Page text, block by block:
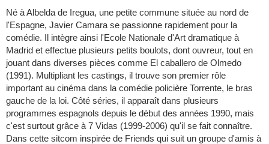
Né à Albelda de Iregua, une petite commune située au nord de
l'Espagne, Javier Camara se passionne rapidement pour la
comédie. Il intègre ainsi l'Ecole Nationale d'Art dramatique à
Madrid et effectue plusieurs petits boulots, dont ouvreur, tout en
jouant dans diverses pièces comme El caballero de Olmedo
(1991). Multipliant les castings, il trouve son premier rôle
important au cinéma dans la comédie policière Torrente, le bras
gauche de la loi. Côté séries, il apparaît dans plusieurs
programmes espagnols depuis le début des années 1990, mais
c'est surtout grâce à 7 Vidas (1999-2006) qu'il se fait connaître.
Dans cette sitcom inspirée de Friends qui suit un groupe d'amis à